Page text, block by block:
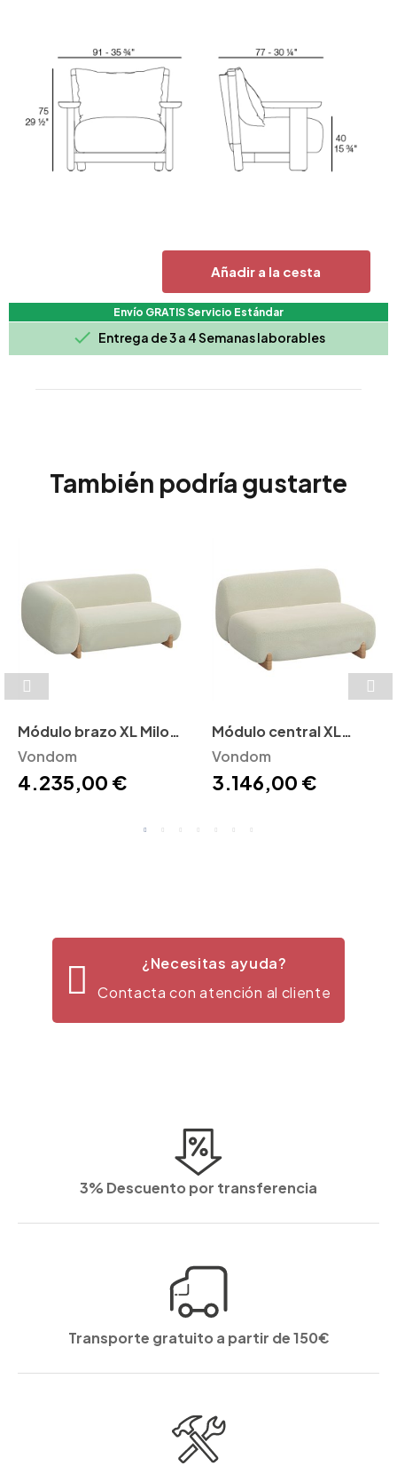
Añadir a la cesta
Envío GRATIS Servicio Estándar
 Entrega de 3 a 4 Semanas laborables
También podría gustarte
Módulo brazo XL Milos
Vondom
Vondom
4.235,00 €
Módulo central XL
Milos Vondom
Vondom
3.146,00 €
¿Necesitas ayuda?
Contacta con atención al cliente
3% Descuento por transferencia
Transporte gratuito a partir de 150€